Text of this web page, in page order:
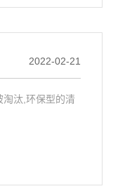
2022-02-21
淘汰,环保型的清